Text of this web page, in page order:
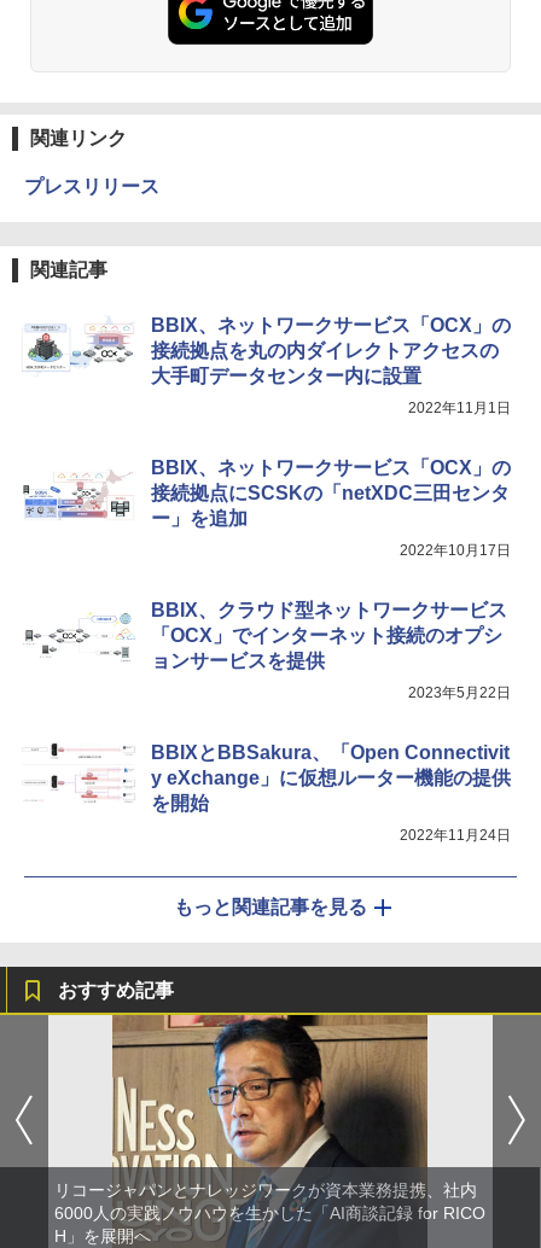
関連リンク
プレスリリース
関連記事
BBIX、ネットワークサービス「OCX」の
接続拠点を丸の内ダイレクトアクセスの
大手町データセンター内に設置
2022年11月1日
BBIX、ネットワークサービス「OCX」の
接続拠点にSCSKの「netXDC三田センタ
ー」を追加
2022年10月17日
BBIX、クラウド型ネットワークサービス
「OCX」でインターネット接続のオプシ
ョンサービスを提供
2023年5月22日
BBIXとBBSakura、「Open Connectivit
y eXchange」に仮想ルーター機能の提供
を開始
2022年11月24日
もっと関連記事を見る
おすすめ記事
リコージャパンとナレッジワークが資本業務提携、社内
6000人の実践ノウハウを生かした「AI商談記録 for RICO
H」を展開へ